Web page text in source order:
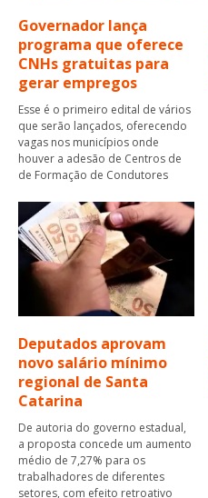
Governador lança
programa que oferece
CNHs gratuitas para
gerar empregos
Esse é o primeiro edital de vários
que serão lançados, oferecendo
vagas nos municípios onde
houver a adesão de Centros de
de Formação de Condutores
Deputados aprovam
novo salário mínimo
regional de Santa
Catarina
De autoria do governo estadual,
a proposta concede um aumento
médio de 7,27% para os
trabalhadores de diferentes
setores, com efeito retroativo